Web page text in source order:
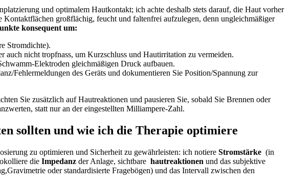
und optimalem Hautkontakt; ich achte deshalb stets darauf, die Haut vorher
großflächig, feucht⁤ und faltenfrei⁣ aufzulegen, denn ungleichmäßiger
konsequent um:
Stromdichte).
auch ⁤nicht tropfnass, um ‌Kurzschluss und Hautirritation zu vermeiden.
Elektroden gleichmäßigen Druck aufbauen.
Fehlermeldungen ‌des Geräts⁣ und dokumentieren Sie Position/Spannung zur
Sie zusätzlich auf Hautreaktionen und pausieren Sie, sobald Sie Brennen oder
statt nur ⁤an der ⁣eingestellten Milliampere-Zahl.
sollten und wie ich die Therapie optimiere
zu optimieren und Sicherheit zu gewährleisten: ich notiere Stromstärke ⁣ (in
die Impedanz der Anlage, sichtbare ⁣ hautreaktionen und das subjektive
oder standardisierte Fragebögen) und das Intervall zwischen den